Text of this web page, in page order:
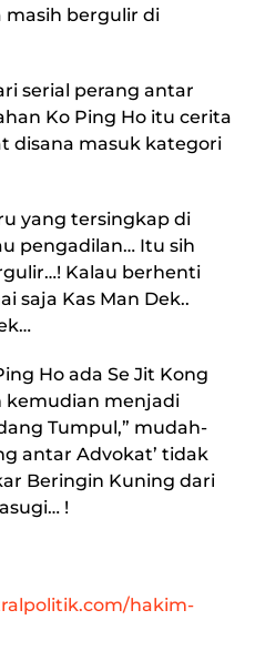
masih bergulir di
serial perang antar
Ko Ping Ho itu cerita
disana masuk kategori
yang tersingkap di
pengadilan… Itu sih
Kalau berhenti
saja Kas Man Dek..
Ho ada Se Jit Kong
kemudian menjadi
Tumpul,” mudah-
antar Advokat’ tidak
Beringin Kuning dari
!
hakim-